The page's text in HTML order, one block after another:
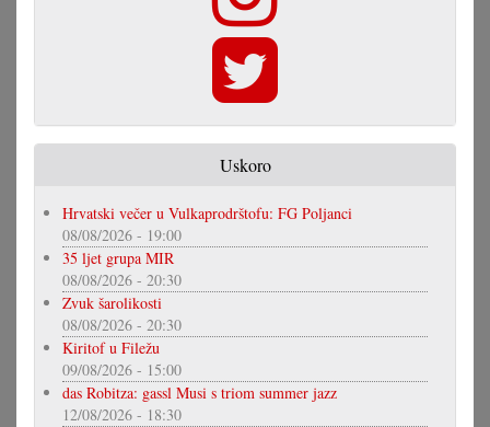
Uskoro
Hrvatski večer u Vulkaprodrštofu: FG Poljanci
08/08/2026 - 19:00
35 ljet grupa MIR
08/08/2026 - 20:30
Zvuk šarolikosti
08/08/2026 - 20:30
Kiritof u Filežu
09/08/2026 - 15:00
das Robitza: gassl Musi s triom summer jazz
12/08/2026 - 18:30